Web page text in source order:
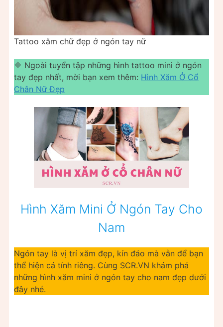
Tattoo xăm chữ đẹp ở ngón tay nữ
🔶 Ngoài tuyển tập những hình tattoo mini ở ngón
tay đẹp nhất, mời bạn xem thêm: Hình Xăm Ở Cổ
Chân Nữ Đẹp
Hình Xăm Mini Ở Ngón Tay Cho
Nam
Ngón tay là vị trí xăm đẹp, kín đáo mà vẫn để bạn
thể hiện cá tính riêng. Cùng SCR.VN khám phá
những hình xăm mini ở ngón tay cho nam đẹp dưới
đây nhé.